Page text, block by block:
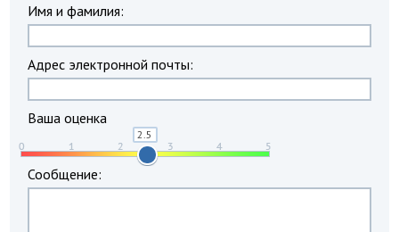
Имя и фамилия:
Адрес электронной почты:
Ваша оценка
Сообщение: